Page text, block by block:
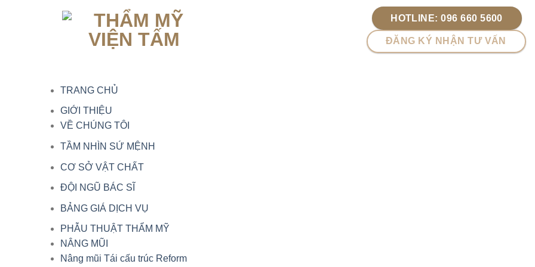
HOTLINE: 096 660 5600
ĐĂNG KÝ NHẬN TƯ VẤN
TRANG CHỦ
GIỚI THIỆU
VỀ CHÚNG TÔI
TẦM NHÌN SỨ MỆNH
CƠ SỞ VẬT CHẤT
ĐỘI NGŨ BÁC SĨ
BẢNG GIÁ DỊCH VỤ
PHẪU THUẬT THẨM MỸ
NÂNG MŨI
Nâng mũi Tái cấu trúc Reform